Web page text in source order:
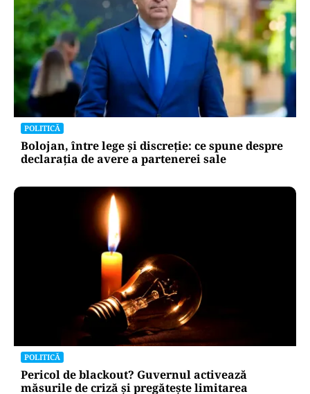
POLITICĂ
Bolojan, între lege și discreție: ce spune despre
declarația de avere a partenerei sale
POLITICĂ
Pericol de blackout? Guvernul activează
măsurile de criză și pregătește limitarea